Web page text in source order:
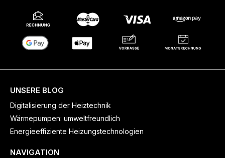
UNSERE BLOG
Digitalisierung der Heiztechnik
Wärmepumpen: umweltfreundlich
Energieeffiziente Heizungstechnologien
NAVIGATION